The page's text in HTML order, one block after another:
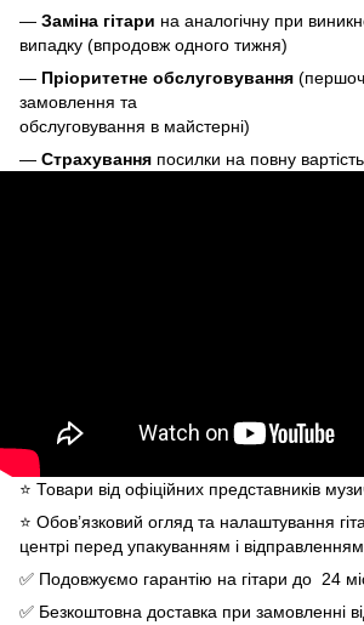
— Заміна гітари на аналогічну при
випадку (впродовж одного тижня)
— Пріоритетне обслуговування
замовлення та
обслуговування в майстерні)
— Страхування посилки на повну вартість
⭐️ Товари від офіційних представників
⭐️ Обов’язковий огляд та налаштування
центрі перед упакуванням і відправленням.
✅ Подовжуємо гарантію на гітари до 24
✅ Безкоштовна доставка при замовленні